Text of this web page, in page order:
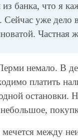
банка, что я
Сейчас уже дело
Частная
немало. В
платить
мечется между